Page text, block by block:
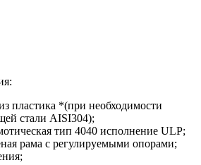
пластика *(при необходимости
стали AISI304);
тип 4040 исполнение ULP;
рама с регулируемыми опорами;